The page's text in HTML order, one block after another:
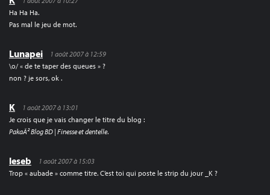
Ha Ha Ha.
Pas mal le jeu de mot.
Lunapei
1 août 2007 à 12:59
\o/ « de te taper des queues » ?
non ? je sors, ok .
K
1 août 2007 à 13:01
Je crois que je vais changer le titre du blog :
PakaÂ² Blog BD | Finesse et dentelle.
leseb
1 août 2007 à 15:03
Trop « aubade » comme titre. C’est toi qui poste le strip du jour _K ?